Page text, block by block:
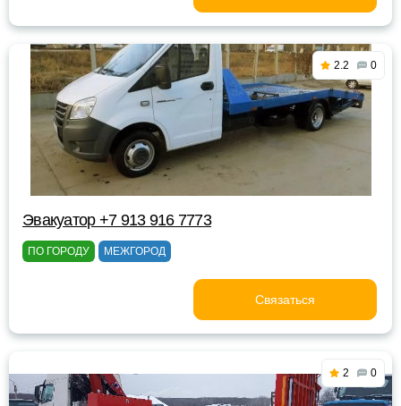
2.2 0
Эвакуатор +7 913 916 7773
ПО ГОРОДУ МЕЖГОРОД
Связаться
2 0